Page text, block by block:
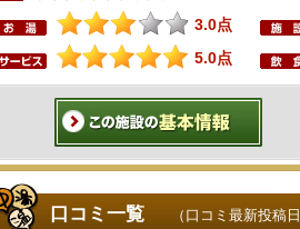
3.0点
5.0点
口コミ一覧 （口コミ最新投稿日